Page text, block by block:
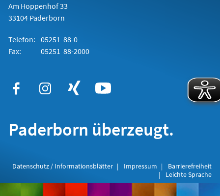
Am Hoppenhof 33
33104 Paderborn
Telefon: 05251 88-0
Fax:
05251 88-2000
Paderborn überzeugt.
Datenschutz / Informationsblätter Impressum
Barrierefreiheit
Leichte Sprache